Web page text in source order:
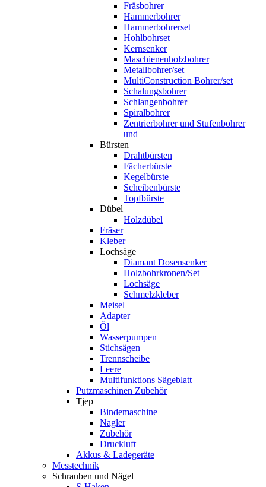
Fräsbohrer
Hammerbohrer
Hammerbohrerset
Hohlbohrset
Kernsenker
Maschienenholzbohrer
Metallbohrer/set
MultiConstruction Bohrer/set
Schalungsbohrer
Schlangenbohrer
Spiralbohrer
Zentrierbohrer und Stufenbohrer
und
Bürsten
Drahtbürsten
Fächerbürste
Kegelbürste
Scheibenbürste
Topfbürste
Dübel
Holzdübel
Fräser
Kleber
Lochsäge
Diamant Dosensenker
Holzbohrkronen/Set
Lochsäge
Schmelzkleber
Meisel
Adapter
Öl
Wasserpumpen
Stichsägen
Trennscheibe
Leere
Multifunktions Sägeblatt
Putzmaschinen Zubehör
Tjep
Bindemaschine
Nagler
Zubehör
Druckluft
Akkus & Ladegeräte
Messtechnik
Schrauben und Nägel